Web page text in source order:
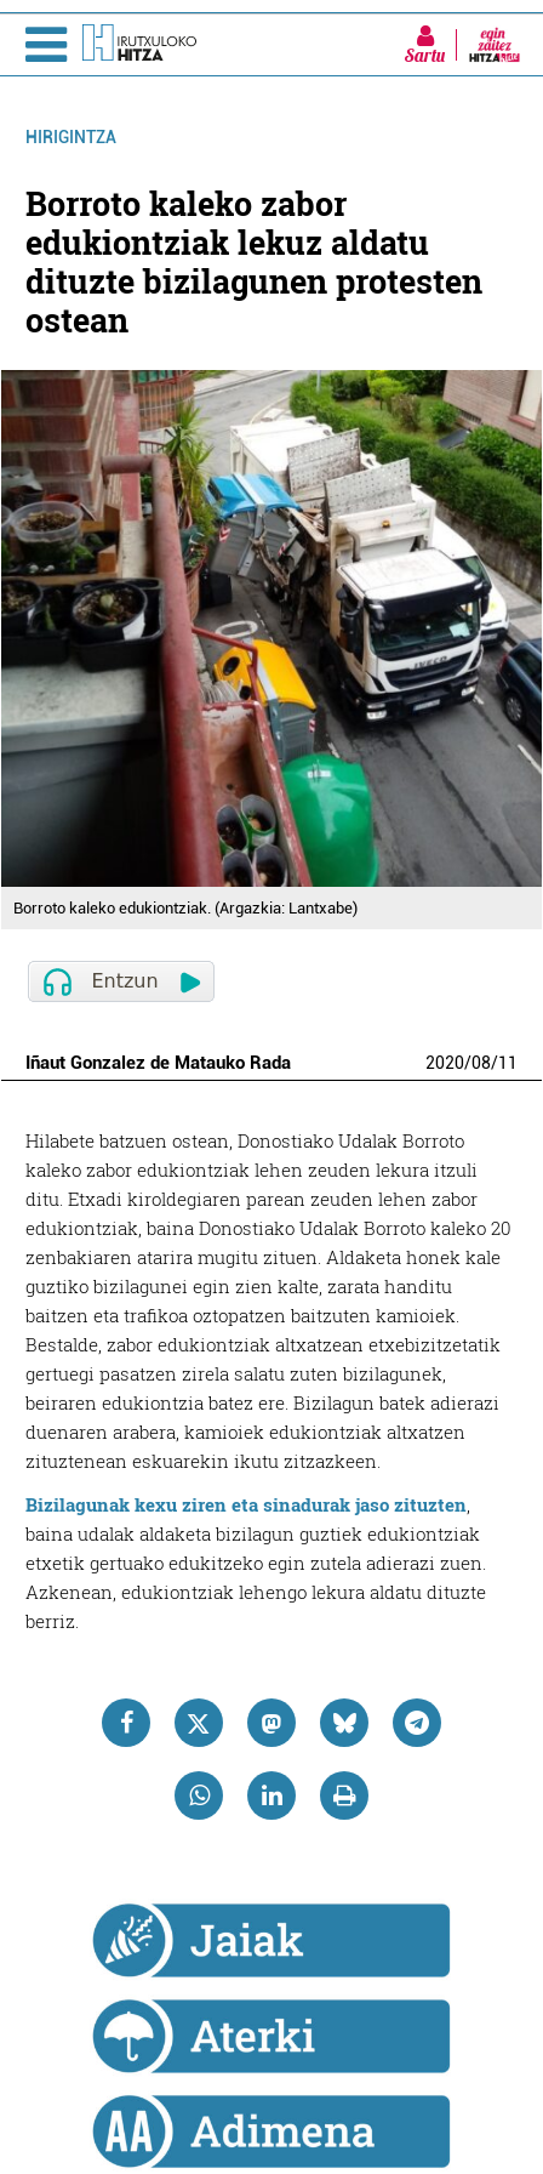
Sartu
HIRIGINTZA
Borroto kaleko zabor
edukiontziak lekuz aldatu
dituzte bizilagunen protesten
ostean
Borroto kaleko edukiontziak. (Argazkia: Lantxabe)
Iñaut Gonzalez de Matauko Rada 2020/08/11
Hilabete batzuen ostean, Donostiako Udalak Borroto
kaleko zabor edukiontziak lehen zeuden lekura itzuli
ditu. Etxadi kiroldegiaren parean zeuden lehen zabor
edukiontziak, baina Donostiako Udalak Borroto kaleko 20
zenbakiaren atarira mugitu zituen. Aldaketa honek kale
guztiko bizilagunei egin zien kalte, zarata handitu
baitzen eta trafikoa oztopatzen baitzuten kamioiek.
Bestalde, zabor edukiontziak altxatzean etxebizitzetatik
gertuegi pasatzen zirela salatu zuten bizilagunek,
beiraren edukiontzia batez ere. Bizilagun batek adierazi
duenaren arabera, kamioiek edukiontziak altxatzen
zituztenean eskuarekin ikutu zitzazkeen.
Bizilagunak kexu ziren eta sinadurak jaso zituzten,
baina udalak aldaketa bizilagun guztiek edukiontziak
etxetik gertuako edukitzeko egin zutela adierazi zuen.
Azkenean, edukiontziak lehengo lekura aldatu dituzte
berriz.